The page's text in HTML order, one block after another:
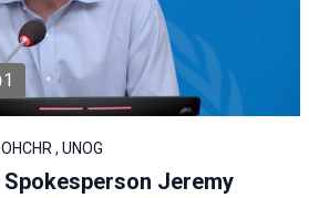
1
, UNOG
Spokesperson Jeremy